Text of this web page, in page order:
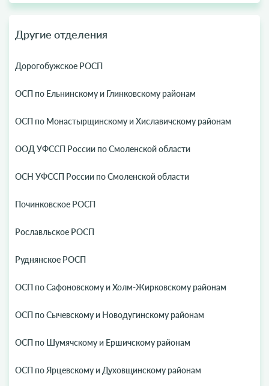
Другие отделения
Дорогобужское РОСП
ОСП по Ельнинскому и Глинковскому районам
ОСП по Монастырщинскому и Хиславичскому районам
ООД УФССП России по Смоленской области
ОСН УФССП России по Смоленской области
Починковское РОСП
Рославльское РОСП
Руднянское РОСП
ОСП по Сафоновскому и Холм-Жирковскому районам
ОСП по Сычевскому и Новодугинскому районам
ОСП по Шумячскому и Ершичскому районам
ОСП по Ярцевскому и Духовщинскому районам